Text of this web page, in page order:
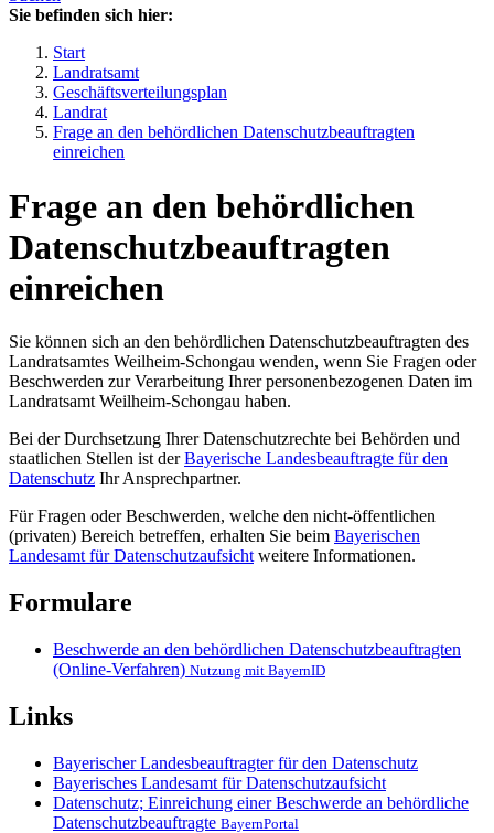
Sie befinden sich hier:
Start
Landratsamt
Geschäftsverteilungsplan
Landrat
Frage an den behördlichen Datenschutzbeauftragten
einreichen
Frage an den behördlichen
Datenschutzbeauftragten
einreichen
Sie können sich an den behördlichen Datenschutzbeauftragten des
Landratsamtes Weilheim-Schongau wenden, wenn Sie Fragen oder
Beschwerden zur Verarbeitung Ihrer personenbezogenen Daten im
Landratsamt Weilheim-Schongau haben.
Bei der Durchsetzung Ihrer Datenschutzrechte bei Behörden und
staatlichen Stellen ist derBayerische Landesbeauftragte für den
Datenschutz Ihr Ansprechpartner.
Für Fragen oder Beschwerden, welche den nicht-öffentlichen
(privaten) Bereich betreffen, erhalten Sie beim Bayerischen
Landesamt für Datenschutzaufsicht weitere Informationen.
Formulare
Beschwerde an den behördlichen Datenschutzbeauftragten
(Online-Verfahren) Nutzung mit BayernID
Links
Bayerischer Landesbeauftragter für den Datenschutz
Bayerisches Landesamt für Datenschutzaufsicht
Datenschutz; Einreichung einer Beschwerde an behördliche
Datenschutzbeauftragte BayernPortal